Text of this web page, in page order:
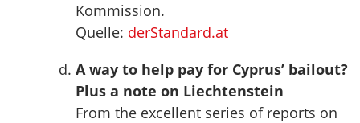
Kommission.
Quelle: derStandard.at
A way to help pay for Cyprus’ bailout?
Plus a note on Liechtenstein
From the excellent series of reports on